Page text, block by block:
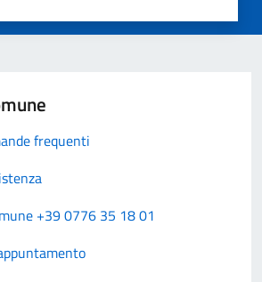
frequenti
+39 0776 35 18 01